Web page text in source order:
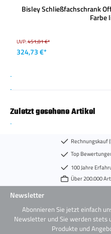
Bisley Schließfachschrank
Farbe
UVP:451,01 €*
324,73 €*
Zuletzt gesehene Artikel
Rechnungskauf
Top
100 Jahre
Über 200.000
Newsletter
Abonnieren Sie jetzt einfach
Newsletter und Sie werden stets
Produkte und